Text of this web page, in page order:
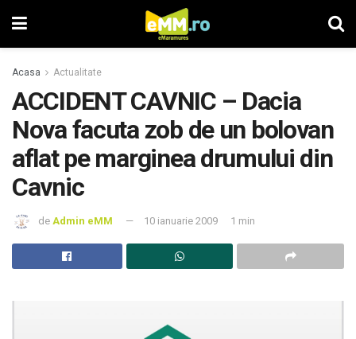
Acasa Actualitate
ACCIDENT CAVNIC – Dacia
Nova facuta zob de un bolovan
aflat pe marginea drumului din
Cavnic
de Admin eMM 10 ianuarie 2009 1 min